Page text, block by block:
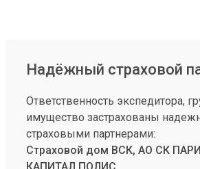
Надёжный страховой
Ответственность экспедитора,
имущество застрахованы
страховыми партнерами:
Страховой дом ВСК, АО СК